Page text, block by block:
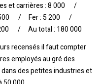
et carrières : 8 000 /
500 / Fer : 5 200 /
/ Au total : 180 000
recensés il faut compter
employés au gré des
des petites industries et